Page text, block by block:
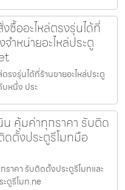
ซื้ออะไหล่ตรงรุ่นได้ที่
ำหน่ายอะไหล่ประตู
รงรุ่นได้ที่ร้านขายอะไหล่ประตู
บหนึ่ง ประ
น คุ้มค่าทุกราคา รับติด
ดตั้งประตูรีโมทมือ
ราคา รับติดตั้งประตูรีโมทและ
ตูรีโมท.ne